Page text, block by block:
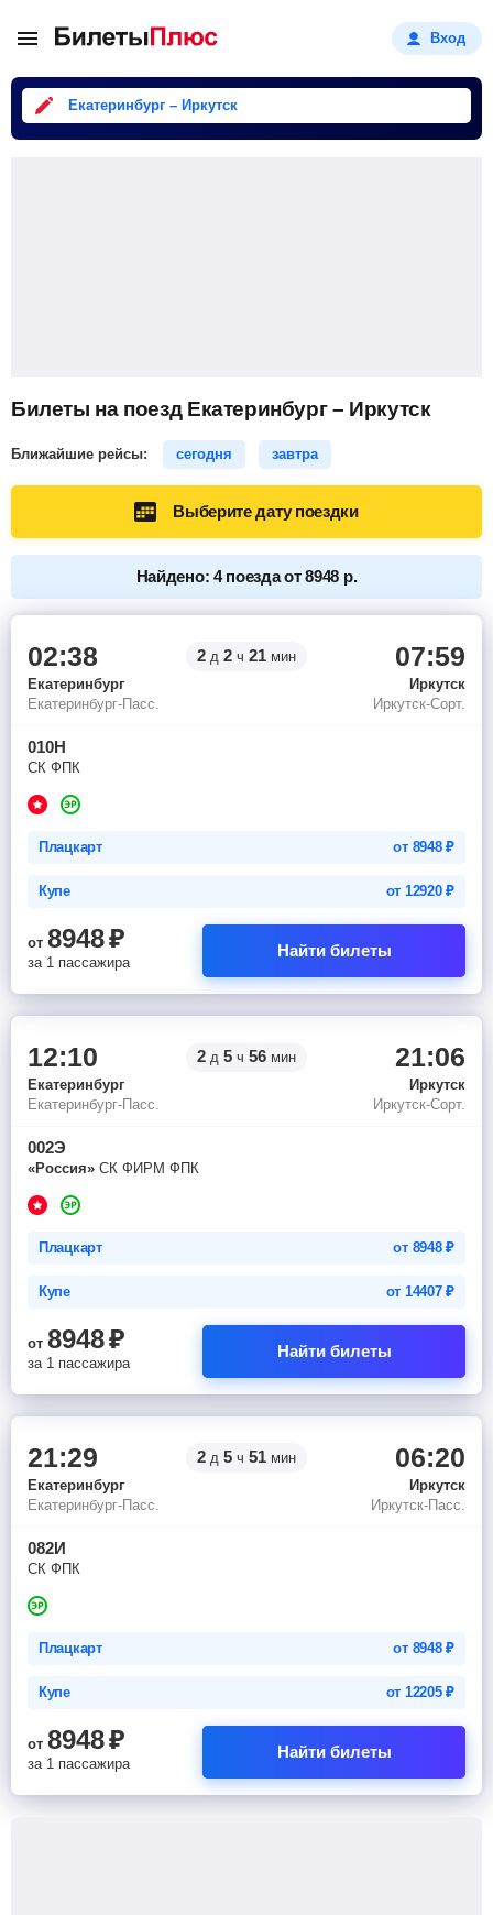
Вход
Екатеринбург – Иркутск
Билеты на поезд Екатеринбург – Иркутск
Ближайшие рейсы: сегодня завтра
Выберите дату поездки
Найдено: 4 поезда от 8948 р.
02:38 2 д 2 ч 21 мин 07:59
Екатеринбург
Иркутск
Екатеринбург-Пасс.
Иркутск-Сорт.
010Н
СК ФПК
Плацкарт от 8948₽
Купе от 12920₽
от 8948₽
за 1 пассажира
Найти билеты
12:10 2 д 5 ч 56 мин 21:06
Екатеринбург
Иркутск
Екатеринбург-Пасс.
Иркутск-Сорт.
002Э
«Россия» СК ФИРМ ФПК
Плацкарт от 8948₽
Купе от 14407₽
от 8948₽
за 1 пассажира
Найти билеты
21:29 2 д 5 ч 51 мин 06:20
Екатеринбург
Иркутск
Екатеринбург-Пасс.
Иркутск-Пасс.
082И
СК ФПК
Плацкарт от 8948₽
Купе от 12205₽
от 8948₽
за 1 пассажира
Найти билеты